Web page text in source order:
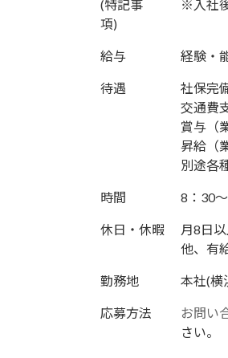
(特記事
項)
※入社
給与 経験・
待遇
社保完
交通費
賞与（
昇給（
別途各
時間 8：30
休日・休暇
月8日
他、有
勤務地 本社(横
応募方法 お問い
さい。